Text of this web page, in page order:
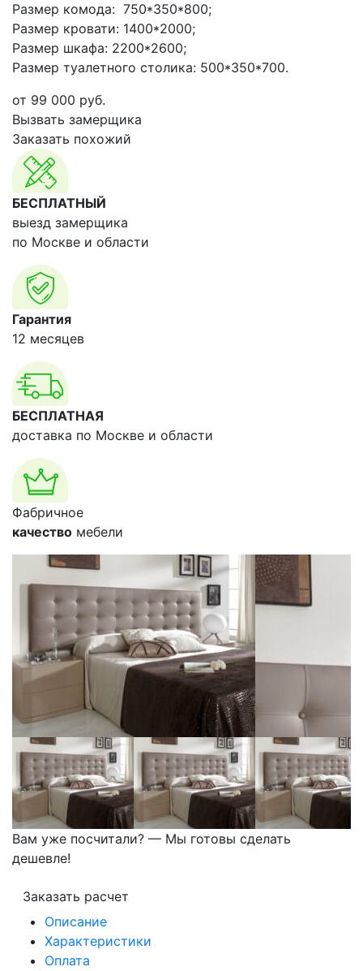
Размер комода: 750*350*800;
Размер кровати: 1400*2000;
Размер шкафа: 2200*2600;
Размер туалетного столика: 500*350*700.
от 99 000 руб.
Вызвать замерщика
Заказать похожий
БЕСПЛАТНЫЙ
выезд замерщика
по Москве и области
Гарантия
12 месяцев
БЕСПЛАТНАЯ
доставка по Москве и области
Фабричное
качество мебели
Вам уже посчитали? — Мы готовы сделать
дешевле!
Заказать расчет
Описание
Характеристики
Оплата